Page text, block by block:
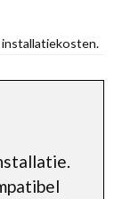
installatiekosten.